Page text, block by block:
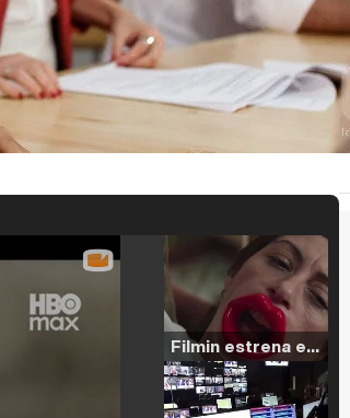
Filmin estrena el tráiler de 'Millennial Mal', su nueva comedia universitaria de la mano de Lorena Iglesias